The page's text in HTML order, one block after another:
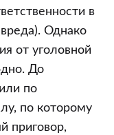
в
Однако
от уголовной
До
по
по которому
приговор,